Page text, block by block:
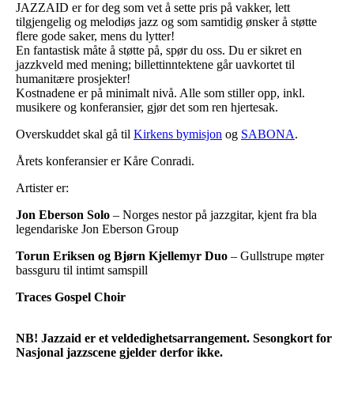
JAZZAID er for deg som vet å sette pris på vakker, lett
tilgjengelig og melodiøs jazz og som samtidig ønsker å støtte
flere gode saker, mens du lytter!
En fantastisk måte å støtte på, spør du oss. Du er sikret en
jazzkveld med mening; billettinntektene går uavkortet til
humanitære prosjekter!
Kostnadene er på minimalt nivå. Alle som stiller opp, inkl.
musikere og konferansier, gjør det som ren hjertesak.
Overskuddet skal gå til Kirkens bymisjon og SABONA.
Årets konferansier er Kåre Conradi.
Artister er:
Jon Eberson Solo – Norges nestor på jazzgitar, kjent fra bla
legendariske Jon Eberson Group
Torun Eriksen og Bjørn Kjellemyr Duo – Gullstrupe møter
bassguru til intimt samspill
Traces Gospel Choir
NB! Jazzaid er et veldedighetsarrangement. Sesongkort for
Nasjonal jazzscene gjelder derfor ikke.